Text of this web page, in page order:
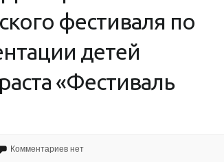
фестиваля по
детей
«Фестиваль
Комментариев нет